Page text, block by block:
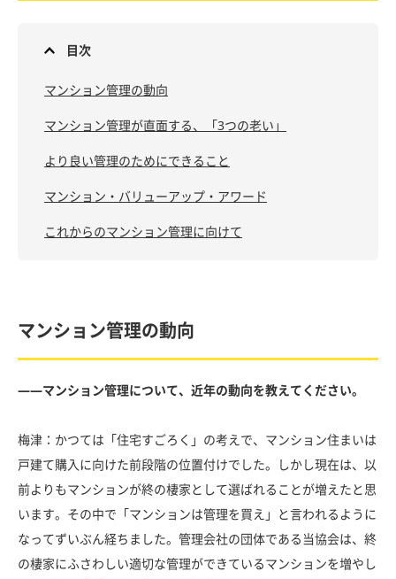
目次
マンション管理の動向
マンション管理が直面する、「3つの老い」
より良い管理のためにできること
マンション・バリューアップ・アワード
これからのマンション管理に向けて
マンション管理の動向
――マンション管理について、近年の動向を教えてください。
梅津：かつては「住宅すごろく」の考えで、マンション住まいは
戸建て購入に向けた前段階の位置付けでした。しかし現在は、以
前よりもマンションが終の棲家として選ばれることが増えたと思
います。その中で「マンションは管理を買え」と言われるように
なってずいぶん経ちました。管理会社の団体である当協会は、終
の棲家にふさわしい適切な管理ができているマンションを増やし